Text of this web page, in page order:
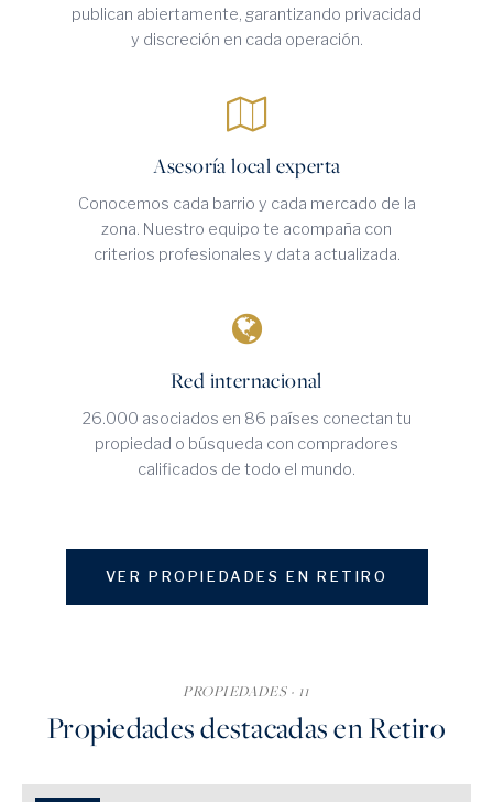
publican abiertamente, garantizando privacidad
y discreción en cada operación.
Asesoría local experta
Conocemos cada barrio y cada mercado de la
zona. Nuestro equipo te acompaña con
criterios profesionales y data actualizada.
Red internacional
26.000 asociados en 86 países conectan tu
propiedad o búsqueda con compradores
calificados de todo el mundo.
VER PROPIEDADES EN RETIRO
PROPIEDADES · 11
Propiedades destacadas en Retiro